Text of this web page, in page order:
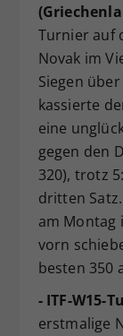
Turnier auf
Novak im
Siegen
kassierte
eine
gegen den
320), trotz
dritten
am Montag
vorn
besten 350
- ITF-W15-
erstmalige